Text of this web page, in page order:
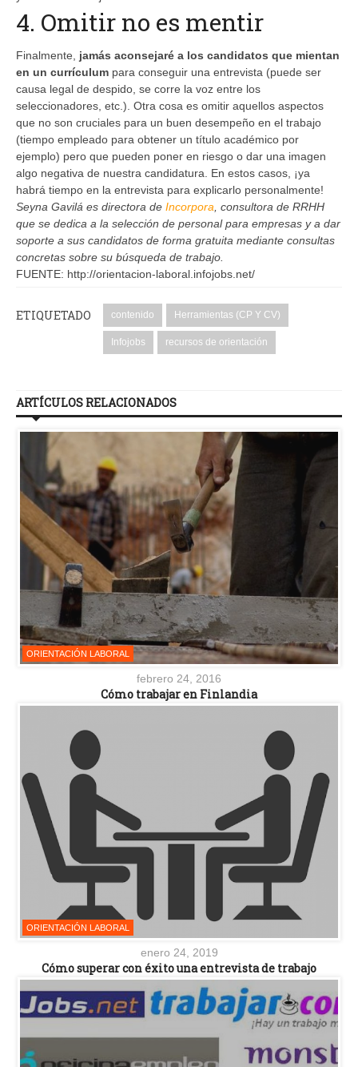
4. Omitir no es mentir
Finalmente, jamás aconsejaré a los candidatos que mientan
en un currículum para conseguir una entrevista (puede ser
causa legal de despido, se corre la voz entre los
seleccionadores, etc.). Otra cosa es omitir aquellos aspectos
que no son cruciales para un buen desempeño en el trabajo
(tiempo empleado para obtener un título académico por
ejemplo) pero que pueden poner en riesgo o dar una imagen
algo negativa de nuestra candidatura. En estos casos, ¡ya
habrá tiempo en la entrevista para explicarlo personalmente!
Seyna Gavilá es directora de Incorpora , consultora de RRHH
que se dedica a la selección de personal para empresas y a dar
soporte a sus candidatos de forma gratuita mediante consultas
concretas sobre su búsqueda de trabajo.
FUENTE: http://orientacion-laboral.infojobs.net/
ETIQUETADO contenido Herramientas (CP Y CV)
Infojobs recursos de orientación
ARTÍCULOS RELACIONADOS
ORIENTACIÓN LABORAL
febrero 24, 2016
Cómo trabajar en Finlandia
ORIENTACIÓN LABORAL
enero 24, 2019
Cómo superar con éxito una entrevista de trabajo